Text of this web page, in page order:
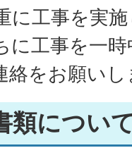
に工事を実
に工事を一
絡をお願い
類につい